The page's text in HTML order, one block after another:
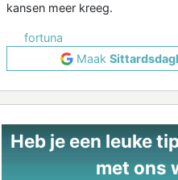
kansen meer kreeg.
fortuna
Maak
Heb je een leuke
met ons